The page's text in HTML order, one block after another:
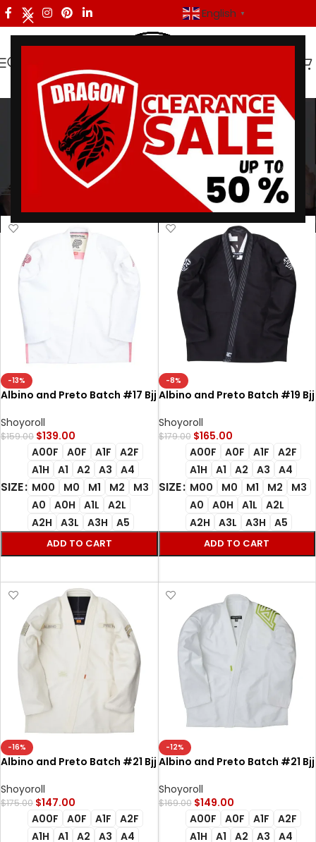
English ▼
IBJJF Style Gi
Categories
Products tagged “IBJJF Style Gi”/Page 2
Showing 13–18 of 18 results
-13%
Albino and Preto Batch #17 Bjj
Shoyoroll
$159.00 $139.00
SIZE
A00F A0F A1F
A2F
A1H
A1 A2 A3
A4
M00
M0 M1 M2
M3
A0
A0H A1L
A2L
A2H
A3L A3H A5
ADD TO CART
-8%
Albino and Preto Batch #19 Bjj
Shoyoroll
$179.00 $165.00
SIZE
A00F A0F A1F
A2F
A1H
A1 A2 A3
A4
M00
M0 M1 M2
M3
A0
A0H A1L
A2L
A2H
A3L A3H A5
ADD TO CART
-16%
Albino and Preto Batch #21 Bjj
unbleach
Shoyoroll
$175.00 $147.00
A00F A0F A1F
A2F
A1H
A1 A2 A3
A4
-12%
Albino and Preto Batch #21 Bjj
unbleached
Shoyoroll
$169.00 $149.00
A00F A0F A1F
A2F
A1H
A1 A2 A3
A4